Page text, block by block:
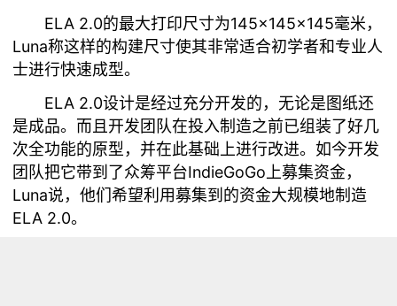
ELA 2.0的最大打印尺寸为145×145×145毫米，
Luna称这样的构建尺寸使其非常适合初学者和专业人
士进行快速成型。
ELA 2.0设计是经过充分开发的，无论是图纸还
是成品。而且开发团队在投入制造之前已组装了好几
次全功能的原型，并在此基础上进行改进。如今开发
团队把它带到了众筹平台IndieGoGo上募集资金，
Luna说，他们希望利用募集到的资金大规模地制造
ELA 2.0。